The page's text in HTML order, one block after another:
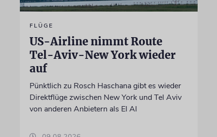
FLÜGE
US-Airline nimmt Route
Tel-Aviv-New York wieder
auf
Pünktlich zu Rosch Haschana gibt es wieder
Direktflüge zwischen New York und Tel Aviv
von anderen Anbietern als El Al